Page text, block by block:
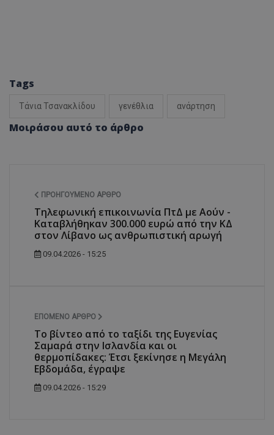
Tags
Τάνια Τσανακλίδου γενέθλια ανάρτηση
Μοιράσου αυτό το άρθρο
ΠΡΟΗΓΟΎΜΕΝΟ ΆΡΘΡΟ
Τηλεφωνική επικοινωνία ΠτΔ με Αούν -
Καταβλήθηκαν 300.000 ευρώ από την ΚΔ
στον Λίβανο ως ανθρωπιστική αρωγή
09.04.2026 - 15:25
ΕΠΌΜΕΝΟ ΆΡΘΡΟ
Το βίντεο από το ταξίδι της Ευγενίας
Σαμαρά στην Ισλανδία και οι
θερμοπίδακες: Έτσι ξεκίνησε η Μεγάλη
Εβδομάδα, έγραψε
09.04.2026 - 15:29